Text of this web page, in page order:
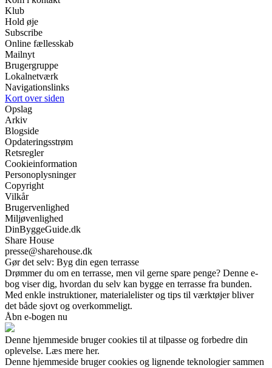
Klub
Hold øje
Subscribe
Online fællesskab
Mailnyt
Brugergruppe
Lokalnetværk
Navigationslinks
Kort over siden
Opslag
Arkiv
Blogside
Opdateringsstrøm
Retsregler
Cookieinformation
Personoplysninger
Copyright
Vilkår
Brugervenlighed
Miljøvenlighed
DinByggeGuide.dk
Share House
presse@sharehouse.dk
Gør det selv: Byg din egen terrasse
Drømmer du om en terrasse, men vil gerne spare penge? Denne e-
bog viser dig, hvordan du selv kan bygge en terrasse fra bunden.
Med enkle instruktioner, materialelister og tips til værktøjer bliver
det både sjovt og overkommeligt.
Åbn e-bogen nu
Denne hjemmeside bruger cookies til at tilpasse og forbedre din
oplevelse. Læs mere her.
Denne hjemmeside bruger cookies og lignende teknologier sammen